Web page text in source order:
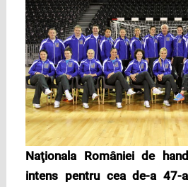
Naţionala României de
intens pentru cea de-a 47-